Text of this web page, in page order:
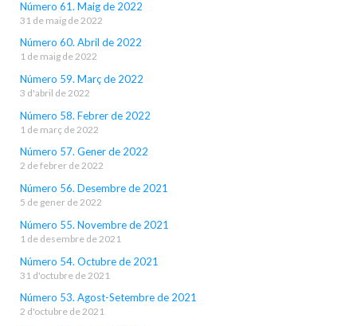
Número 61. Maig de 2022
31 de maig de 2022
Número 60. Abril de 2022
1 de maig de 2022
Número 59. Març de 2022
3 d'abril de 2022
Número 58. Febrer de 2022
1 de març de 2022
Número 57. Gener de 2022
2 de febrer de 2022
Número 56. Desembre de 2021
5 de gener de 2022
Número 55. Novembre de 2021
1 de desembre de 2021
Número 54. Octubre de 2021
31 d'octubre de 2021
Número 53. Agost-Setembre de 2021
2 d'octubre de 2021